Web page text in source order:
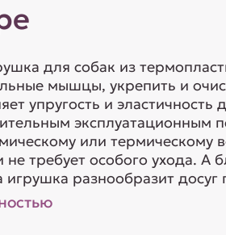
для собак из
мышцы, укрепить и
упругость и
эксплуатационным
или термическому
не требует особого ухода. А
игрушка разнообразит